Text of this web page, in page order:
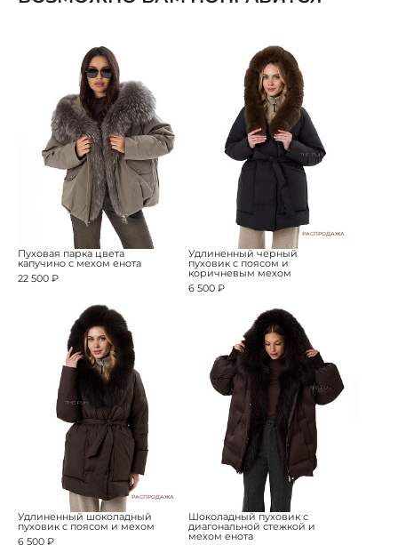
Пуховая парка цвета
капучино с мехом енота
22 500 ₽
РАСПРОДАЖА
Удлиненный черный
пуховик с поясом и
коричневым мехом
6 500 ₽
РАСПРОДАЖА
Удлиненный шоколадный
пуховик с поясом и мехом
6 500 ₽
Шоколадный пуховик с
диагональной стежкой и
мехом енота